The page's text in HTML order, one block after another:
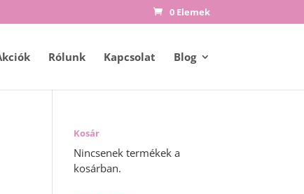
0 Elemek
Rólunk Kapcsolat Blog
Kosár
Nincsenek termékek a
kosárban.